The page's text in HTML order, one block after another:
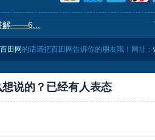
解——6...
百田网 的话请把百田网告诉你的朋友哦！网址：
说的？已经有人表态